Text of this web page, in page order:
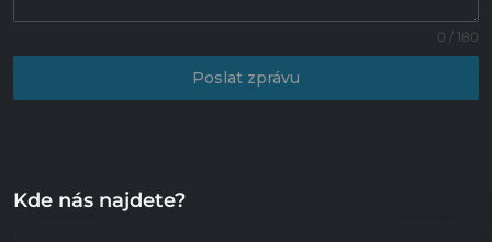
0 / 180
Poslat zprávu
Kde nás najdete?